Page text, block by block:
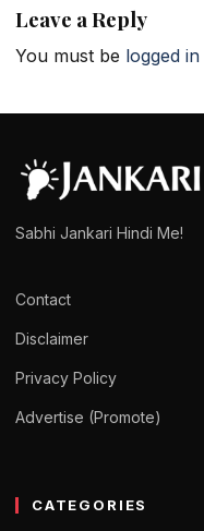
Leave a Reply
You must be logged in
Sabhi Jankari Hindi Me!
Contact
Disclaimer
Privacy Policy
Advertise (Promote)
CATEGORIES